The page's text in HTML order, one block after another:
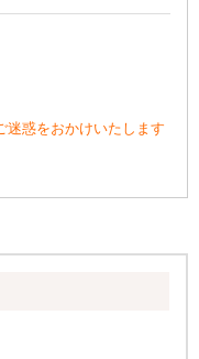
迷惑をおかけいたします